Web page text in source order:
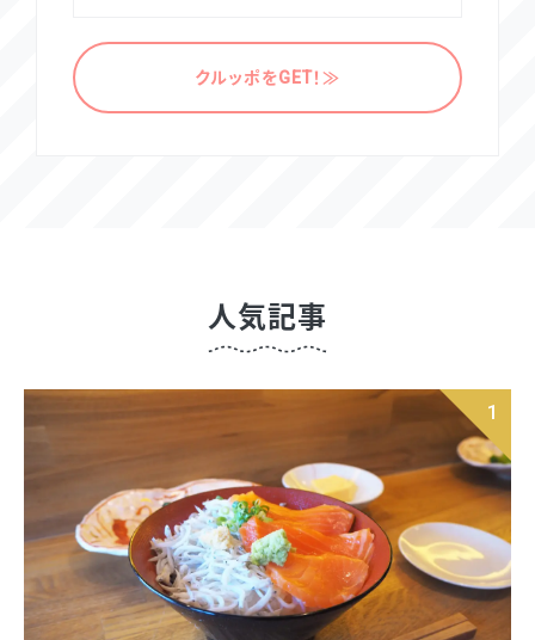
クルッポをGET！≫
人気記事